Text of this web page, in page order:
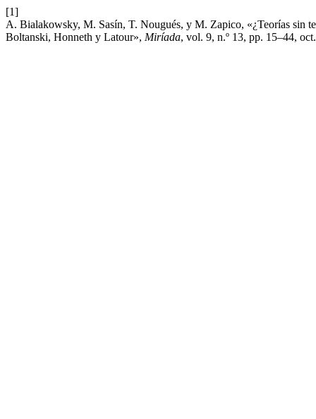
[1]
A. Bialakowsky, M. Sasín, T. Nougués, y M. Zapico, «¿Teorías sin
Boltanski, Honneth y Latour», Miríada, vol. 9, n.º 13, pp. 15–44,